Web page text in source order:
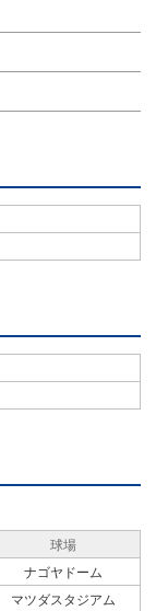
球場
ナゴヤドーム
マツダスタジアム